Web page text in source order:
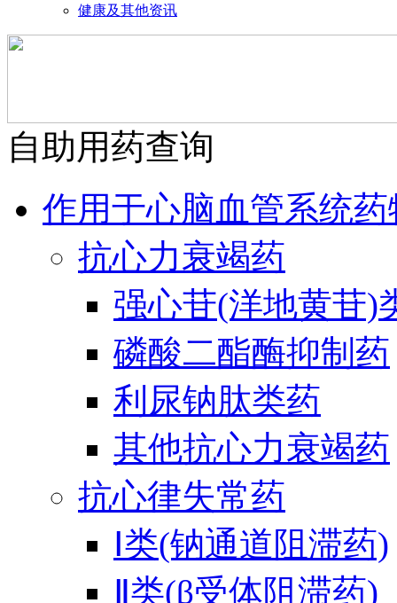
健康及其他资讯
自助用药查询
作用于心脑血管系统药
抗心力衰竭药
强心苷(洋地黄苷)
磷酸二酯酶抑制药
利尿钠肽类药
其他抗心力衰竭药
抗心律失常药
Ⅰ类(钠通道阻滞药)
Ⅱ类(β受体阻滞药)